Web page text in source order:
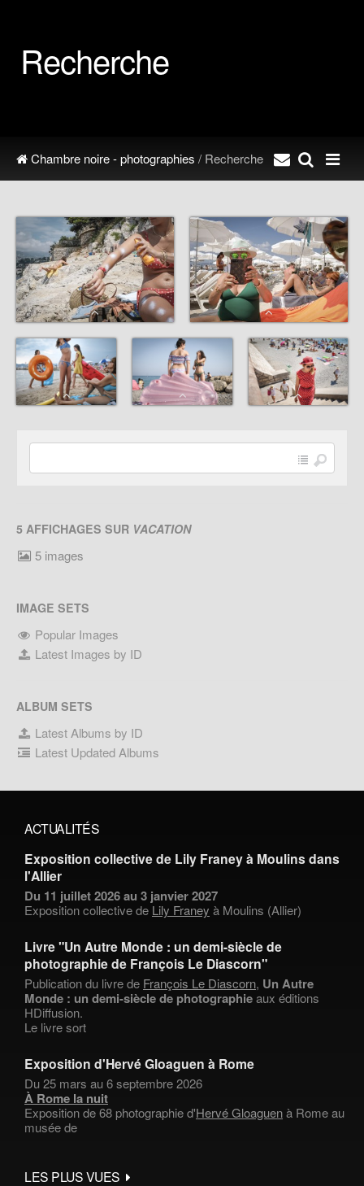
Recherche
Chambre noire - photographies / Recherche
5 AFFICHAGES SUR VACATION
5 images
IMAGE SETS
Popular Images
Latest Images by ID
ALBUM SETS
Latest Albums by ID
Latest Updated Albums
ACTUALITÉS
Exposition collective de Lily Franey à Moulins dans
l'Allier
Du 11 juillet 2026 au 3 janvier 2027
Exposition collective de Lily Franey à Moulins (Allier)
Livre "Un Autre Monde : un demi-siècle de
photographie de François Le Diascorn"
Publication du livre de François Le Diascorn, Un Autre
Monde : un demi-siècle de photographieaux éditions
HDiffusion.
Le livre sort
Exposition d'Hervé Gloaguen à Rome
Du 25 mars au 6 septembre 2026
À Rome la nuit
Exposition de 68 photographie d'Hervé Gloaguenà Rome au
musée de
LES PLUS VUES